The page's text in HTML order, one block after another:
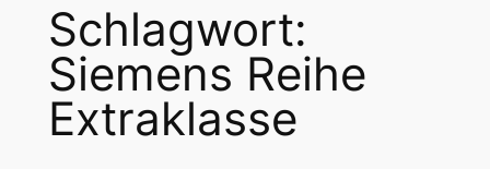
Schlagwort:
Siemens Reihe
Extraklasse